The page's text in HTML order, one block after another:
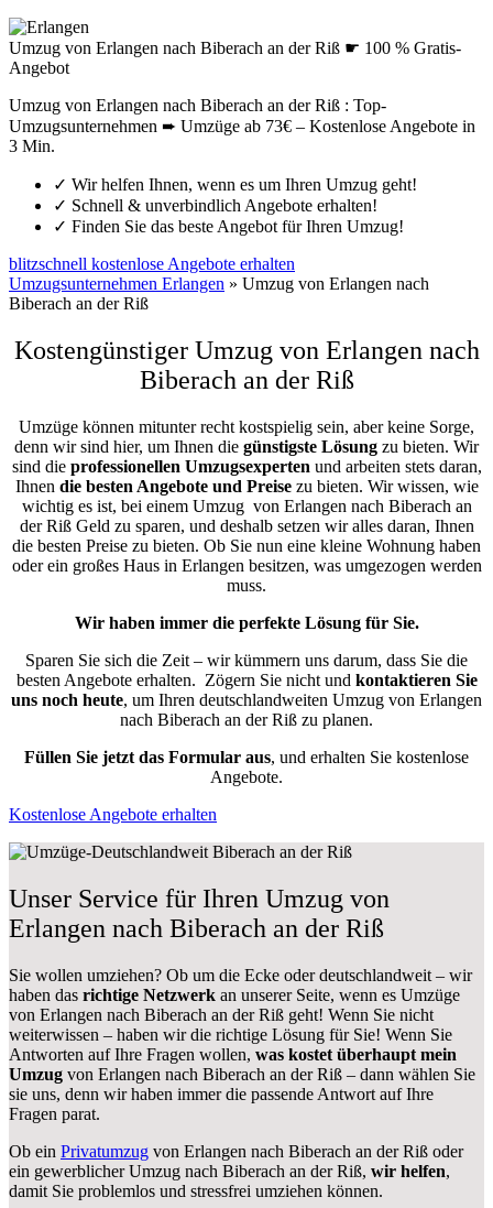
Umzug von Erlangen nach Biberach an der Riß ☛ 100 % Gratis-
Angebot
Umzug von Erlangen nach Biberach an der Riß : Top-
Umzugsunternehmen ➨ Umzüge ab 73€ – Kostenlose Angebote in
3 Min.
✓ Wir helfen Ihnen, wenn es um Ihren Umzug geht!
✓ Schnell & unverbindlich Angebote erhalten!
✓ Finden Sie das beste Angebot für Ihren Umzug!
blitzschnell kostenlose Angebote erhalten
Umzugsunternehmen Erlangen » Umzug von Erlangen nach
Biberach an der Riß
Kostengünstiger Umzug von Erlangen nach
Biberach an der Riß
Umzüge können mitunter recht kostspielig sein, aber keine Sorge,
denn wir sind hier, um Ihnen die günstigste Lösung zu bieten. Wir
sind die professionellen Umzugsexperten und arbeiten stets daran,
Ihnen die besten Angebote und Preisezu bieten. Wir wissen, wie
wichtig es ist, bei einem Umzug von Erlangen nach Biberach an
der Riß Geld zu sparen, und deshalb setzen wir alles daran, Ihnen
die besten Preise zu bieten. Ob Sie nun eine kleine Wohnung haben
oder ein großes Haus in Erlangen besitzen, was umgezogen werden
muss.
Wir haben immer die perfekte Lösung für Sie.
Sparen Sie sich die Zeit – wir kümmern uns darum, dass Sie die
besten Angebote erhalten. Zögern Sie nicht und kontaktieren Sie
uns noch heute, um Ihren deutschlandweiten Umzug von Erlangen
nach Biberach an der Riß zu planen.
Füllen Sie jetzt das Formular aus, und erhalten Sie kostenlose
Angebote.
Kostenlose Angebote erhalten
Unser Service für Ihren Umzug von
Erlangen nach Biberach an der Riß
Sie wollen umziehen? Ob um die Ecke oder deutschlandweit – wir
haben das richtige Netzwerk an unserer Seite, wenn es Umzüge
von Erlangen nach Biberach an der Riß geht! Wenn Sie nicht
weiterwissen – haben wir die richtige Lösung für Sie! Wenn Sie
Antworten auf Ihre Fragen wollen, was kostet überhaupt mein
Umzug von Erlangen nach Biberach an der Riß – dann wählen Sie
sie uns, denn wir haben immer die passende Antwort auf Ihre
Fragen parat.
Ob ein Privatumzug von Erlangen nach Biberach an der Riß oder
ein gewerblicher Umzug nach Biberach an der Riß, wir helfen,
damit Sie problemlos und stressfrei umziehen können.